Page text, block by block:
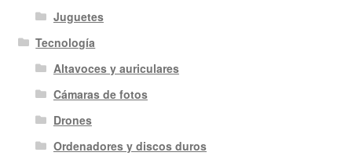
Juguetes
Tecnología
Altavoces y auriculares
Cámaras de fotos
Drones
Ordenadores y discos duros